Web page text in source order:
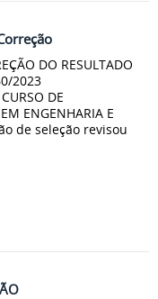
DO RESULTADO
2023
DE
ENGENHARIA E
de seleção revisou